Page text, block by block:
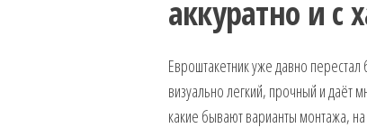
аккуратно и с
Евроштакетник уже давно
визуально легкий, прочный и даёт
какие бывают варианты монтажа,